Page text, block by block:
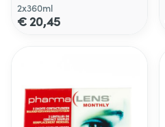
2x360ml
€ 20,45